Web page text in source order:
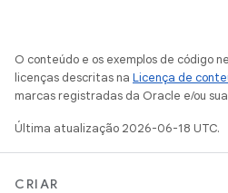
O conteúdo e os exemplos de código
licenças descritas na Licença de
marcas registradas da Oracle e/ou
Última atualização 2026-06-18 UTC.
CRIAR